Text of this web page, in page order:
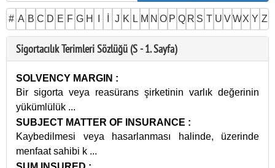
# A B C D E F G H J K L M N O P Q R S T U VWX Y Z
Sigortacılık Terimleri Sözlüğü (S - 1. Sayfa)
SOLVENCY MARGIN :
Bir sigorta veya reasürans şirketinin varlık değerinin
yükümlülük ...
SUBJECT MATTER OF INSURANCE :
Kaybedilmesi veya hasarlanması halinde, üzerinde
menfaat sahibi k ...